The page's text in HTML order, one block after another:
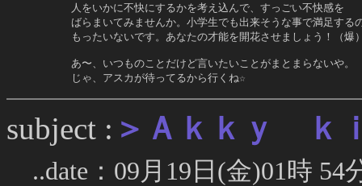
     人をいかに不快にするかを考え込んで、すっごい不快感を
ばらまいてみませんか。小学生でも出来そうな事で満足する
もったいないです。あなたの才能を開花させましょう！（爆
     あ〜、いつものことだけど言いたいことがまとまらないや。
     じゃ、アスカが待ってるから行くね☆
subject : ＞Ａｋｋｙ ｋ
..date：09月19日(金)01時 54